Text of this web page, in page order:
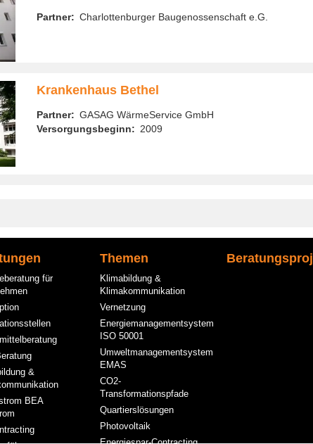
Partner Charlottenburger Baugenossenschaft e.G.
Krankenhaus Bethel
Partner
GASAG WärmeService GmbH
Versorgungsbeginn
2009
für
&
BEA
Themen
Klimabildung &
Klimakommunikation
Vernetzung
Energiemanagementsystem
ISO 50001
Umweltmanagementsystem
EMAS
CO2-
Transformationspfade
Quartierslösungen
Photovoltaik